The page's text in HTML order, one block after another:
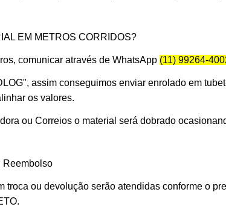
EM METROS CORRIDOS?
comunicar através de WhatsApp (11) 99264-
assim conseguimos enviar enrolado em
os valores.
ou Correios o material será dobrado
Reembolso
troca ou devolução serão atendidas conforme o